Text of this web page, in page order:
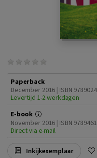
Paperback
December 2016 | ISBN
Levertijd 1-2 werkdagen
E-book
November 2016 | ISBN
Direct via e-mail
Inkijkexemplaar